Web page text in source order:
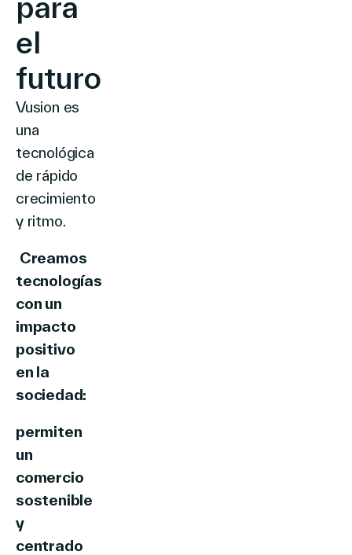
para
el
futuro
Vusion es
una
tecnológica
de rápido
crecimiento
y ritmo.
Creamos
tecnologías
con un
impacto
positivo
en la
sociedad:
permiten
un
comercio
sostenible
y
centrado